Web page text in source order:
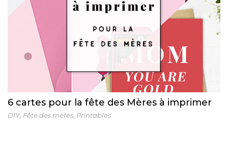
6 cartes pour la fête des Mères à imprimer
DIY Fête des mères Printables